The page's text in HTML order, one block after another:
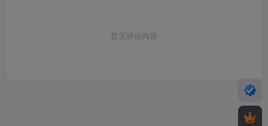
暂无评论内容